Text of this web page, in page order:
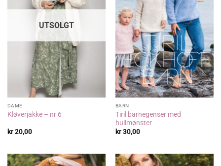
UTSOLGT
DAME
Kløverjakke – nr 6
kr20,00
BARN
Tiril barnegenser med
hullmønster
kr30,00